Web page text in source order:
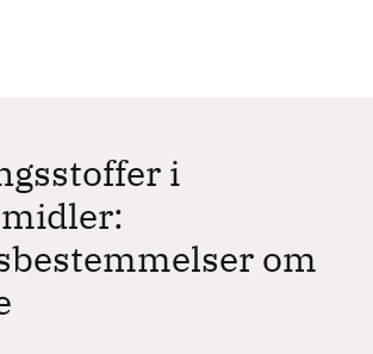
i
om